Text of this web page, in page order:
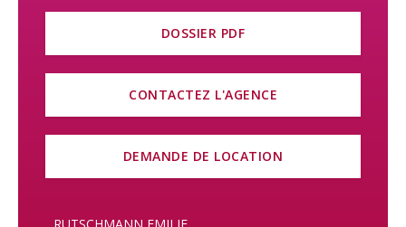
DOSSIER PDF
CONTACTEZ L'AGENCE
DEMANDE DE LOCATION